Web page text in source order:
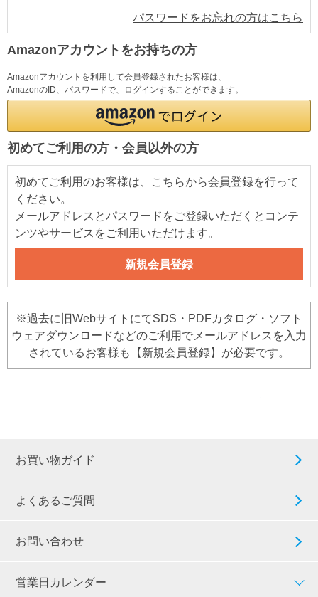
パスワードをお忘れの方はこちら
Amazonアカウントをお持ちの方
Amazonアカウントを利用して会員登録されたお客様は、
AmazonのID、パスワードで、ログインすることができます。
初めてご利用の方・会員以外の方
初めてご利用のお客様は、こちらから会員登録を行って
ください。
メールアドレスとパスワードをご登録いただくとコンテ
ンツやサービスをご利用いただけます。
※過去に旧WebサイトにてSDS・PDFカタログ・ソフト
ウェアダウンロードなどのご利用でメールアドレスを入力
されているお客様も【新規会員登録】が必要です。
お買い物ガイド
よくあるご質問
お問い合わせ
営業日カレンダー